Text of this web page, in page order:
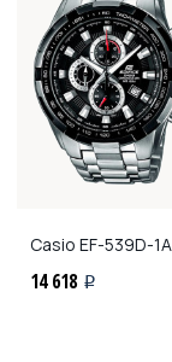
Casio EF-539D-1A
14 618 i